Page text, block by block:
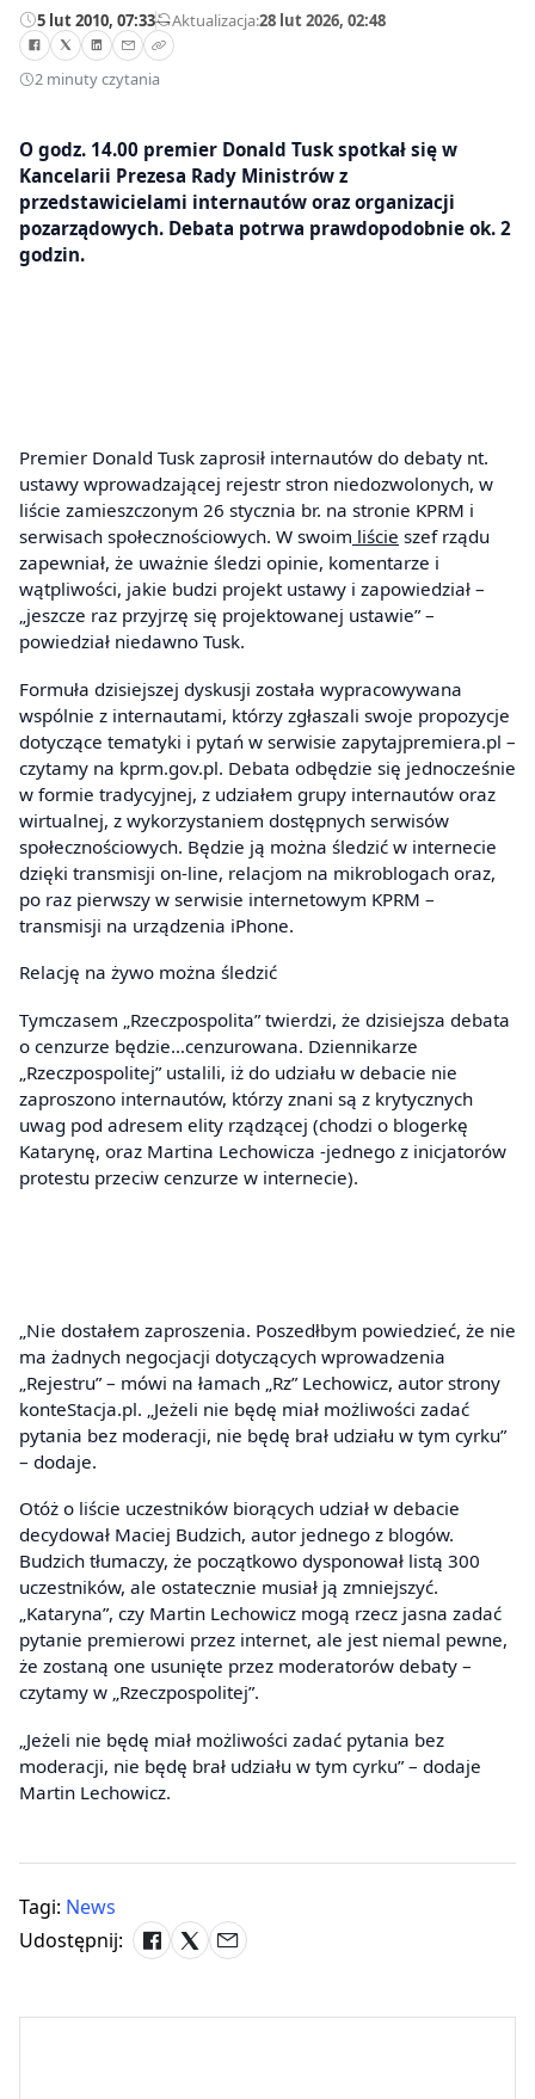
5 lut 2010, 07:33—Aktualizacja:28 lut 2026, 02:48
2 minuty czytania
O godz. 14.00 premier Donald Tusk spotkał się w
Kancelarii Prezesa Rady Ministrów z
przedstawicielami internautów oraz organizacji
pozarządowych. Debata potrwa prawdopodobnie ok. 2
godzin.
Premier Donald Tusk zaprosił internautów do debaty nt.
ustawy wprowadzającej rejestr stron niedozwolonych, w
liście zamieszczonym 26 stycznia br. na stronie KPRM i
serwisach społecznościowych. W swoim liście szef rządu
zapewniał, że uważnie śledzi opinie, komentarze i
wątpliwości, jakie budzi projekt ustawy i zapowiedział –
„jeszcze raz przyjrzę się projektowanej ustawie” –
powiedział niedawno Tusk.
Formuła dzisiejszej dyskusji została wypracowywana
wspólnie z internautami, którzy zgłaszali swoje propozycje
dotyczące tematyki i pytań w serwisie zapytajpremiera.pl –
czytamy na kprm.gov.pl. Debata odbędzie się jednocześnie
w formie tradycyjnej, z udziałem grupy internautów oraz
wirtualnej, z wykorzystaniem dostępnych serwisów
społecznościowych. Będzie ją można śledzić w internecie
dzięki transmisji on-line, relacjom na mikroblogach oraz,
po raz pierwszy w serwisie internetowym KPRM –
transmisji na urządzenia iPhone.
Relację na żywo można śledzić
Tymczasem „Rzeczpospolita” twierdzi, że dzisiejsza debata
o cenzurze będzie…cenzurowana. Dziennikarze
„Rzeczpospolitej” ustalili, iż do udziału w debacie nie
zaproszono internautów, którzy znani są z krytycznych
uwag pod adresem elity rządzącej (chodzi o blogerkę
Katarynę, oraz Martina Lechowicza -jednego z inicjatorów
protestu przeciw cenzurze w internecie).
„Nie dostałem zaproszenia. Poszedłbym powiedzieć, że nie
ma żadnych negocjacji dotyczących wprowadzenia
„Rejestru” – mówi na łamach „Rz” Lechowicz, autor strony
konteStacja.pl. „Jeżeli nie będę miał możliwości zadać
pytania bez moderacji, nie będę brał udziału w tym cyrku”
– dodaje.
Otóż o liście uczestników biorących udział w debacie
decydował Maciej Budzich, autor jednego z blogów.
Budzich tłumaczy, że początkowo dysponował listą 300
uczestników, ale ostatecznie musiał ją zmniejszyć.
„Kataryna”, czy Martin Lechowicz mogą rzecz jasna zadać
pytanie premierowi przez internet, ale jest niemal pewne,
że zostaną one usunięte przez moderatorów debaty –
czytamy w „Rzeczpospolitej”.
„Jeżeli nie będę miał możliwości zadać pytania bez
moderacji, nie będę brał udziału w tym cyrku” – dodaje
Martin Lechowicz.
Tagi: News
Udostępnij: